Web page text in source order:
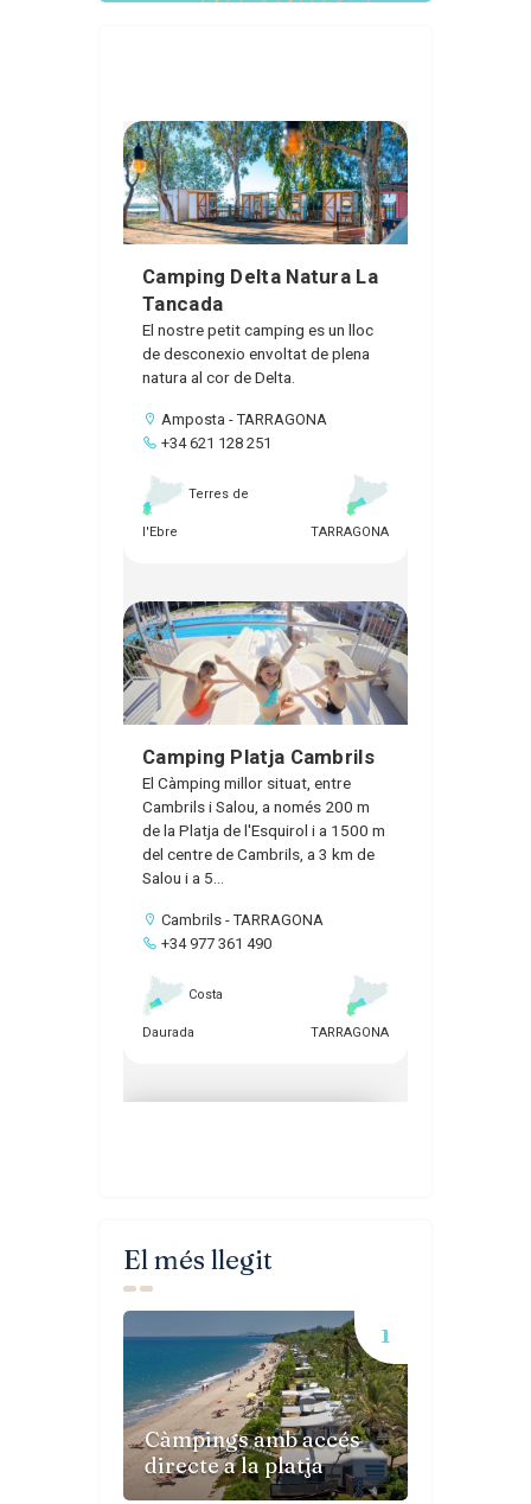
El més llegit
Càmpings amb accés
directe a la platja